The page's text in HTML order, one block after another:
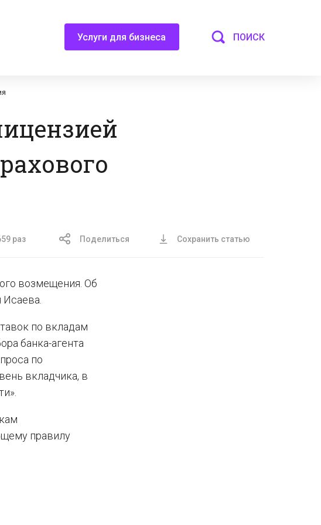
Услуги для бизнеса ПОИСК
раз Поделиться Сохранить статью
возмещения. Об
по вкладам
банка-агента
по
вкладчика, в
правилу